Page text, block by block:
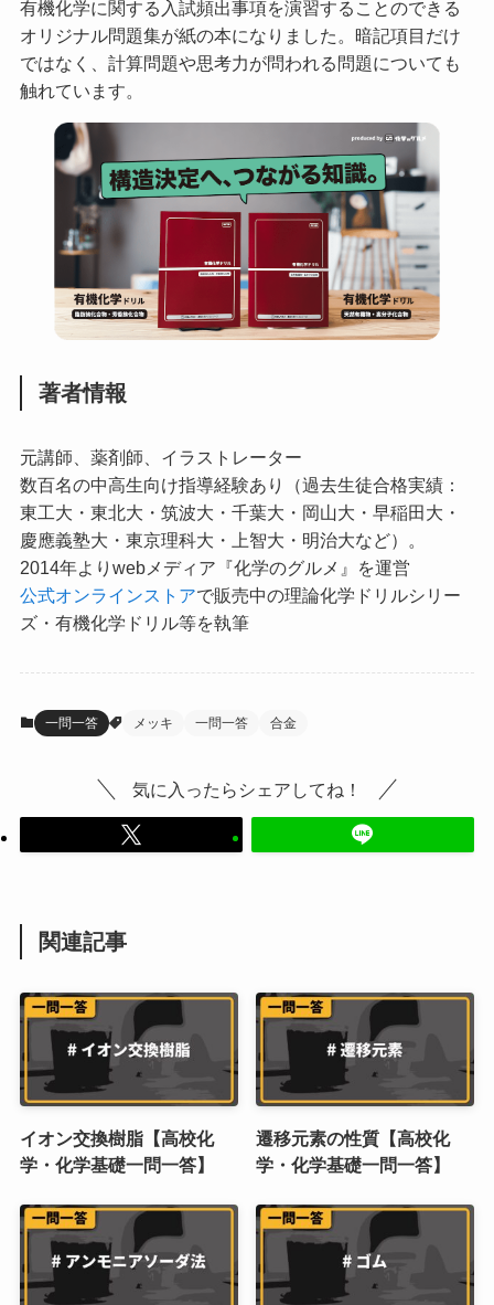
有機化学に関する入試頻出事項を演習することのできる
オリジナル問題集が紙の本になりました。暗記項目だけ
ではなく、計算問題や思考力が問われる問題についても
触れています。
著者情報
元講師、薬剤師、イラストレーター
数百名の中高生向け指導経験あり（過去生徒合格実績：
東工大・東北大・筑波大・千葉大・岡山大・早稲田大・
慶應義塾大・東京理科大・上智大・明治大など）。
2014年よりwebメディア『化学のグルメ』を運営
公式オンラインストアで販売中の理論化学ドリルシリー
ズ・有機化学ドリル等を執筆
一問一答 メッキ 一問一答 合金
気に入ったらシェアしてね！
関連記事
イオン交換樹脂【高校化
学・化学基礎一問一答】
遷移元素の性質【高校化
学・化学基礎一問一答】